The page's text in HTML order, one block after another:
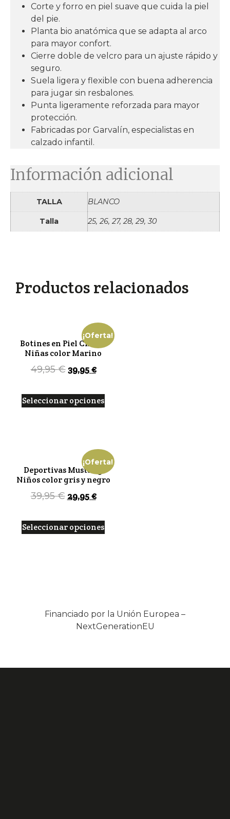
Productos relacionados
¡Oferta!
Botines en Piel Chetto
Niñas color Marino
49,95€39,95€
Seleccionar opciones
¡Oferta!
Deportivas Mustang
Niños color gris y negro
39,95€ 29,95€
Seleccionar opciones
Corte y forro en piel suave que cuida la piel
del pie.
Planta bio anatómica que se adapta al arco
para mayor confort.
Cierre doble de velcro para un ajuste rápido y
seguro.
Suela ligera y flexible con buena adherencia
para jugar sin resbalones.
Punta ligeramente reforzada para mayor
protección.
Fabricadas por Garvalín, especialistas en
calzado infantil.
Información adicional
TALLA BLANCO
Talla 25, 26, 27, 28, 29, 30
Financiado por la Unión Europea –
NextGenerationEU